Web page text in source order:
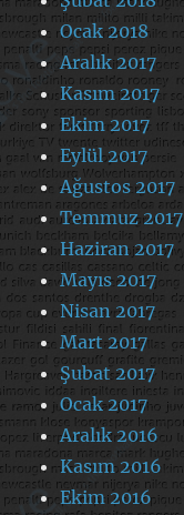
Ocak 2018
Aralık 2017
Kasım 2017
Ekim 2017
Eylül 2017
Ağustos 2017
Temmuz 2017
Haziran 2017
Mayıs 2017
Nisan 2017
Mart 2017
Şubat 2017
Ocak 2017
Aralık 2016
Kasım 2016
Ekim 2016